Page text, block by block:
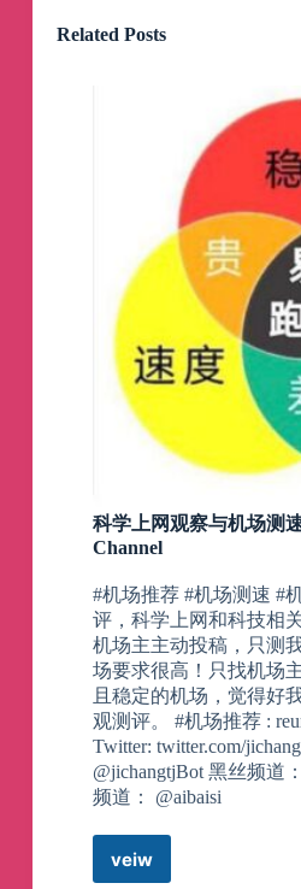
👉广告位已售罄，暂停接
土拨鼠，全隧道中转
15元95G/月，全天4K
支持流媒体解锁,85折：
青森Cloud，高端
注册送2元，免费1G试用
有不限时套餐，全场八
——
辣条，超性价比机场
3元9G。9.9元90G。
年付优惠2个月。
⑤🪜吃瓜云，中转隧道机
🔥小众节点超级多的机场
——
⑥🪜强哥网络，中转隧道
💰2元30G。5元180G
🔥无任何限制，4K无压力
——
⑦🪜流量地球， 中转隧道
💰3元100G。10元500G。
直连的价格，中转的品质
Related Posts
科学上网观察与机场测
Channel
#机场推荐 #机场测速 #
评，科学上网和科技相
机场主主动投稿，只测
场要求很高！只找机场
且稳定的机场，觉得好
观测评。 #机场推荐 :
Twitter: twitter.com/
@jichangtjBot 黑丝频道
频道： @aibaisi
veiw
科